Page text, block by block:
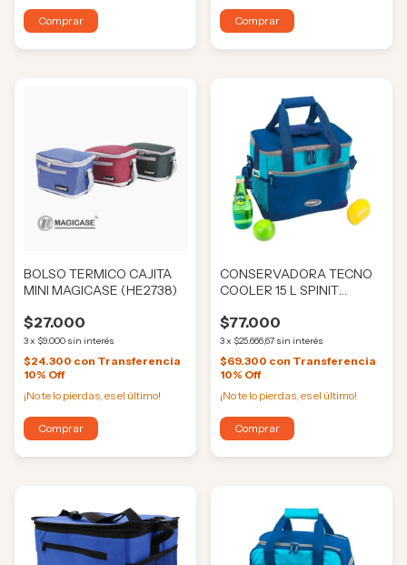
Comprar Comprar
BOLSO TERMICO CAJITA
MINI MAGICASE (HE2738)
$27.000
3x $9.000 sin interés
$24.300 con Transferencia
10% Off
¡No te lo pierdas, es el último!
Comprar
CONSERVADORA TECNO
COOLER 15 L SPINIT
$77.000
3x $25.666,67 sin interés
$69.300 con Transferencia
10% Off
¡No te lo pierdas, es el último!
Comprar